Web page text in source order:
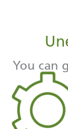
You can